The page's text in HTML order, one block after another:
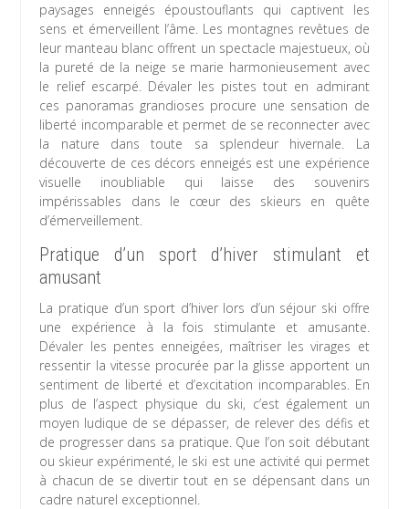
paysages enneigés époustouflants qui captivent les
sens et émerveillent l’âme. Les montagnes revêtues de
leur manteau blanc offrent un spectacle majestueux, où
la pureté de la neige se marie harmonieusement avec
le relief escarpé. Dévaler les pistes tout en admirant
ces panoramas grandioses procure une sensation de
liberté incomparable et permet de se reconnecter avec
la nature dans toute sa splendeur hivernale. La
découverte de ces décors enneigés est une expérience
visuelle inoubliable qui laisse des souvenirs
impérissables dans le cœur des skieurs en quête
d’émerveillement.
Pratique d’un sport d’hiver stimulant et
amusant
La pratique d’un sport d’hiver lors d’un séjour ski offre
une expérience à la fois stimulante et amusante.
Dévaler les pentes enneigées, maîtriser les virages et
ressentir la vitesse procurée par la glisse apportent un
sentiment de liberté et d’excitation incomparables. En
plus de l’aspect physique du ski, c’est également un
moyen ludique de se dépasser, de relever des défis et
de progresser dans sa pratique. Que l’on soit débutant
ou skieur expérimenté, le ski est une activité qui permet
à chacun de se divertir tout en se dépensant dans un
cadre naturel exceptionnel.